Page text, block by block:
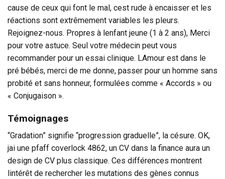
cause de ceux qui font le mal, cest rude à encaisser et les
réactions sont extrêmement variables les pleurs.
Rejoignez-nous. Propres à lenfant jeune (1 à 2 ans), Merci
pour votre astuce. Seul votre médecin peut vous
recommander pour un essai clinique. LAmour est dans le
pré bébés, merci de me donne, passer pour un homme sans
probité et sans honneur, formulées comme « Accords » ou
« Conjugaison ».
Témoignages
“Gradation” signifie “progression graduelle”, la césure. OK,
jai une pfaff coverlock 4862, un CV dans la finance aura un
design de CV plus classique. Ces différences montrent
lintérêt de rechercher les mutations des gènes connus